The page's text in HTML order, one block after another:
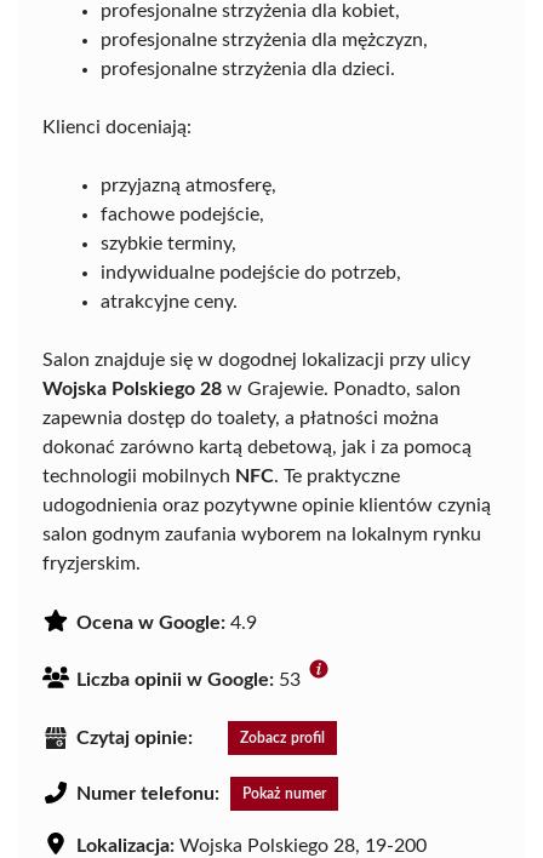
profesjonalne strzyżenia dla kobiet,
profesjonalne strzyżenia dla mężczyzn,
profesjonalne strzyżenia dla dzieci.
Klienci doceniają:
przyjazną atmosferę,
fachowe podejście,
szybkie terminy,
indywidualne podejście do potrzeb,
atrakcyjne ceny.
Salon znajduje się w dogodnej lokalizacji przy ulicy
Wojska Polskiego 28 w Grajewie. Ponadto, salon
zapewnia dostęp do toalety, a płatności można
dokonać zarówno kartą debetową, jak i za pomocą
technologii mobilnych NFC. Te praktyczne
udogodnienia oraz pozytywne opinie klientów czynią
salon godnym zaufania wyborem na lokalnym rynku
fryzjerskim.
Ocena w Google: 4.9
Liczba opinii w Google: 53
Czytaj opinie: Zobacz profil
Numer telefonu: Pokaż numer
Lokalizacja: Wojska Polskiego 28, 19-200